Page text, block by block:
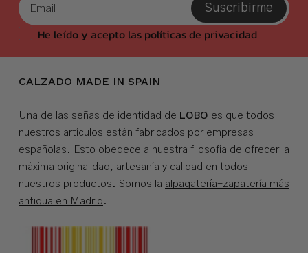
Suscribirme
He leído y acepto las políticas de privacidad
CALZADO MADE IN SPAIN
Una de las señas de identidad de LOBO es que todos
nuestros artículos están fabricados por empresas
españolas. Esto obedece a nuestra filosofía de ofrecer la
máxima originalidad, artesanía y calidad en todos
nuestros productos. Somos la alpagatería-zapatería más
antigua en Madrid .